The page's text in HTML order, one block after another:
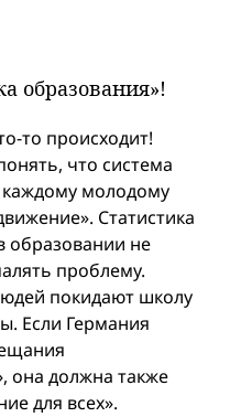
образования»!
то происходит!
что система
молодому
Статистика
образовании не
проблему.
покидают школу
Если Германия
она должна также
для всех».